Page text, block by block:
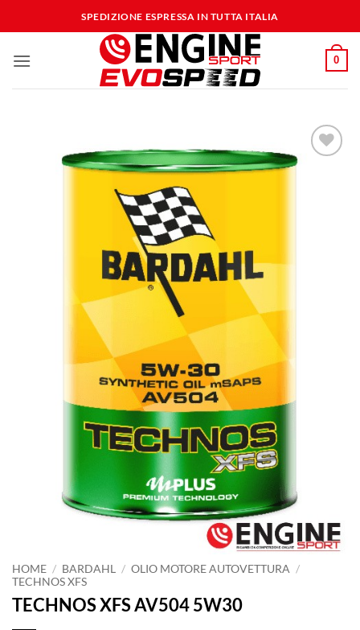
ai
SPEDIZIONE ESPRESSA IN TUTTA ITALIA
0
HOME / BARDAHL / OLIO MOTORE AUTOVETTURA /
TECHNOS XFS
TECHNOS XFS AV504 5W30